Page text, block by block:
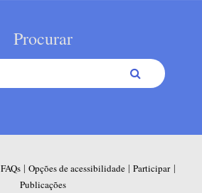
Procurar
FAQs| Opções de acessibilidade| Participar|
Publicações